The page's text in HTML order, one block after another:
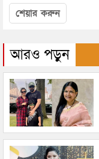
শেয়ার করুন
আরও পড়ুন